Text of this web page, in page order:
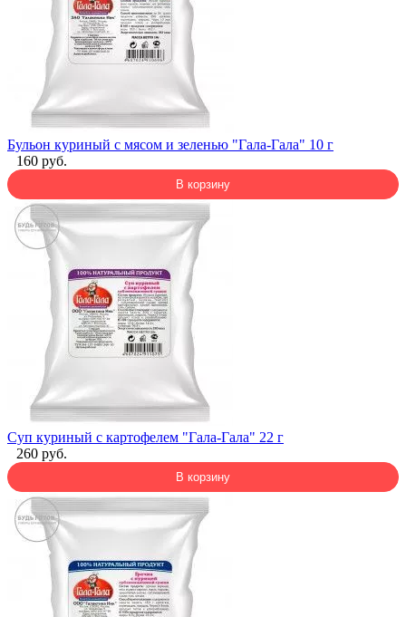
Бульон куриный с мясом и зеленью "Гала-Гала" 10 г
160 руб.
В корзину
Суп куриный с картофелем "Гала-Гала" 22 г
260 руб.
В корзину